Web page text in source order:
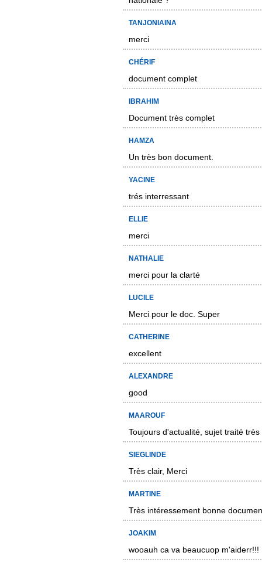
TANJONIAINA
merci
CHÉRIF
document complet
IBRAHIM
Document très complet
HAMZA
Un très bon document.
YACINE
trés interressant
ELLIE
merci
NATHALIE
merci pour la clarté
LUCILE
Merci pour le doc. Super
CATHERINE
excellent
ALEXANDRE
good
MAAROUF
Toujours d'actualité, sujet traité
SIEGLINDE
Très clair, Merci
MARTINE
Très intéressement bonne
JOAKIM
wooauh ca va beaucuop m'aiderr!!!